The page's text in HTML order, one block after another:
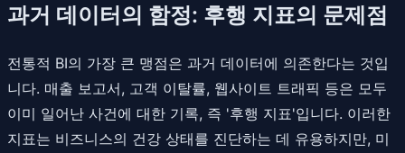
과거 데이터의 함정: 후행 지표의 문제점
전통적 BI의 가장 큰 맹점은 과거 데이터에 의존한다는 것입
니다. 매출 보고서, 고객 이탈률, 웹사이트 트래픽 등은 모두
이미 일어난 사건에 대한 기록, 즉 '후행 지표'입니다. 이러한
지표는 비즈니스의 건강 상태를 진단하는 데 유용하지만, 미